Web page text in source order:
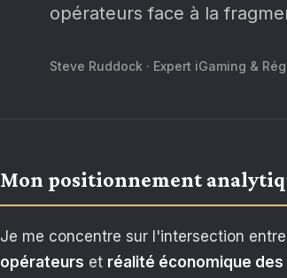
opérateurs face à la
Steve Ruddock · Expert iGaming &
Mon positionnement
Je me concentre sur l'intersection entre
opérateurs et réalité économique